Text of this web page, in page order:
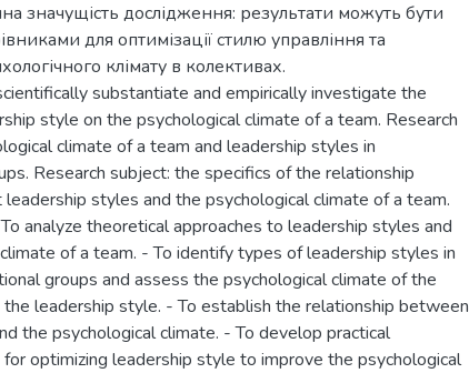
значущість дослідження: результати можуть бути
для оптимізації стилю управління та
клімату в колективах.
substantiate and empirically investigate the
style on the psychological climate of a team. Research
climate of a team and leadership styles in
Research subject: the specifics of the relationship
styles and the psychological climate of a team.
analyze theoretical approaches to leadership styles and
of a team. - To identify types of leadership styles in
groups and assess the psychological climate of the
leadership style. - To establish the relationship between
the psychological climate. - To develop practical
optimizing leadership style to improve the psychological